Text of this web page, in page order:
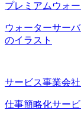
プレミアムウォ
ウォーターサー
のイラスト
サービス事業会
仕事簡略化サー